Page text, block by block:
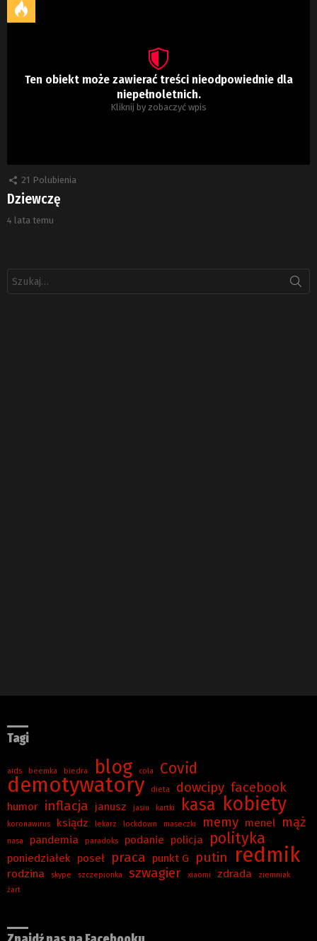
Ten obiekt może zawierać treści nieodpowiednie dla
niepełnoletnich.
Kliknij by zobaczyć wpis
21 Polubienia
Dziewczę
4 lata temu
Tagi
aids beemka biedra blog cola Covid
demotywatory dieta dowcipy facebook
humor inflacja janusz jasiu kartki kasa kobiety
koronawirus ksiądz lekarz lockdown maseczki memy menel mąż
nasa pandemia paradoks podanie policja polityka
poniedziałek poseł praca punkt G putin redmik
rodzina skype szczepionka szwagier xiaomi zdrada
ziemniak
żart